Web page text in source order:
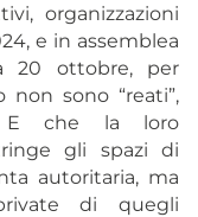
organizzazioni
e in assemblea
20 ottobre, per
sono “reati”,
E che la loro
gli spazi di
autoritaria, ma
di quegli